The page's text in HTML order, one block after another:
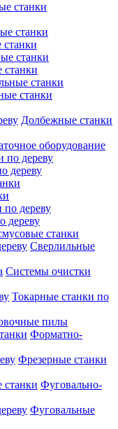
станки
станки
Долбежные станки
оборудование
дереву
дереву
станки
Сверлильные
Системы очистки
Токарные станки по
пилы
Форматно-
Фрезерные станки
Фуговально-
Фуговальные